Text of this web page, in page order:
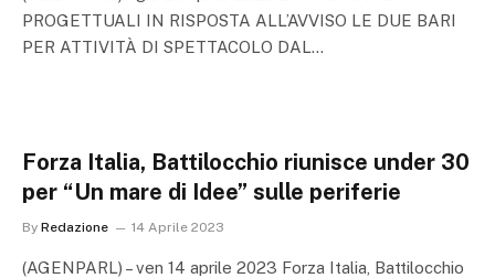
PROGETTUALI IN RISPOSTA ALL’AVVISO LE DUE BARI
PER ATTIVITÀ DI SPETTACOLO DAL…
Forza Italia, Battilocchio riunisce under 30
per “Un mare di Idee” sulle periferie
By Redazione 14 Aprile 2023
(AGENPARL) – ven 14 aprile 2023 Forza Italia, Battilocchio